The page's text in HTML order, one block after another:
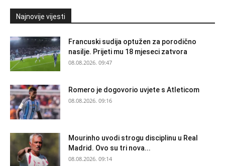
Najnovije vijesti
Francuski sudija optužen za porodično
nasilje. Prijeti mu 18 mjeseci zatvora
08.08.2026. 09:47
Romero je dogovorio uvjete s Atleticom
08.08.2026. 09:16
Mourinho uvodi strogu disciplinu u Real
Madrid. Ovo su tri nova...
08.08.2026. 09:14